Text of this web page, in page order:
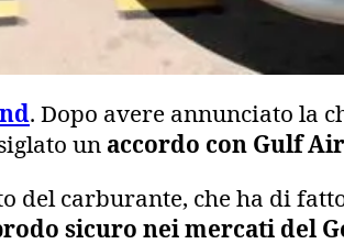
. Dopo avere annunciato la
un accordo con Gulf Air
del carburante, che ha di
sicuro nei mercati del